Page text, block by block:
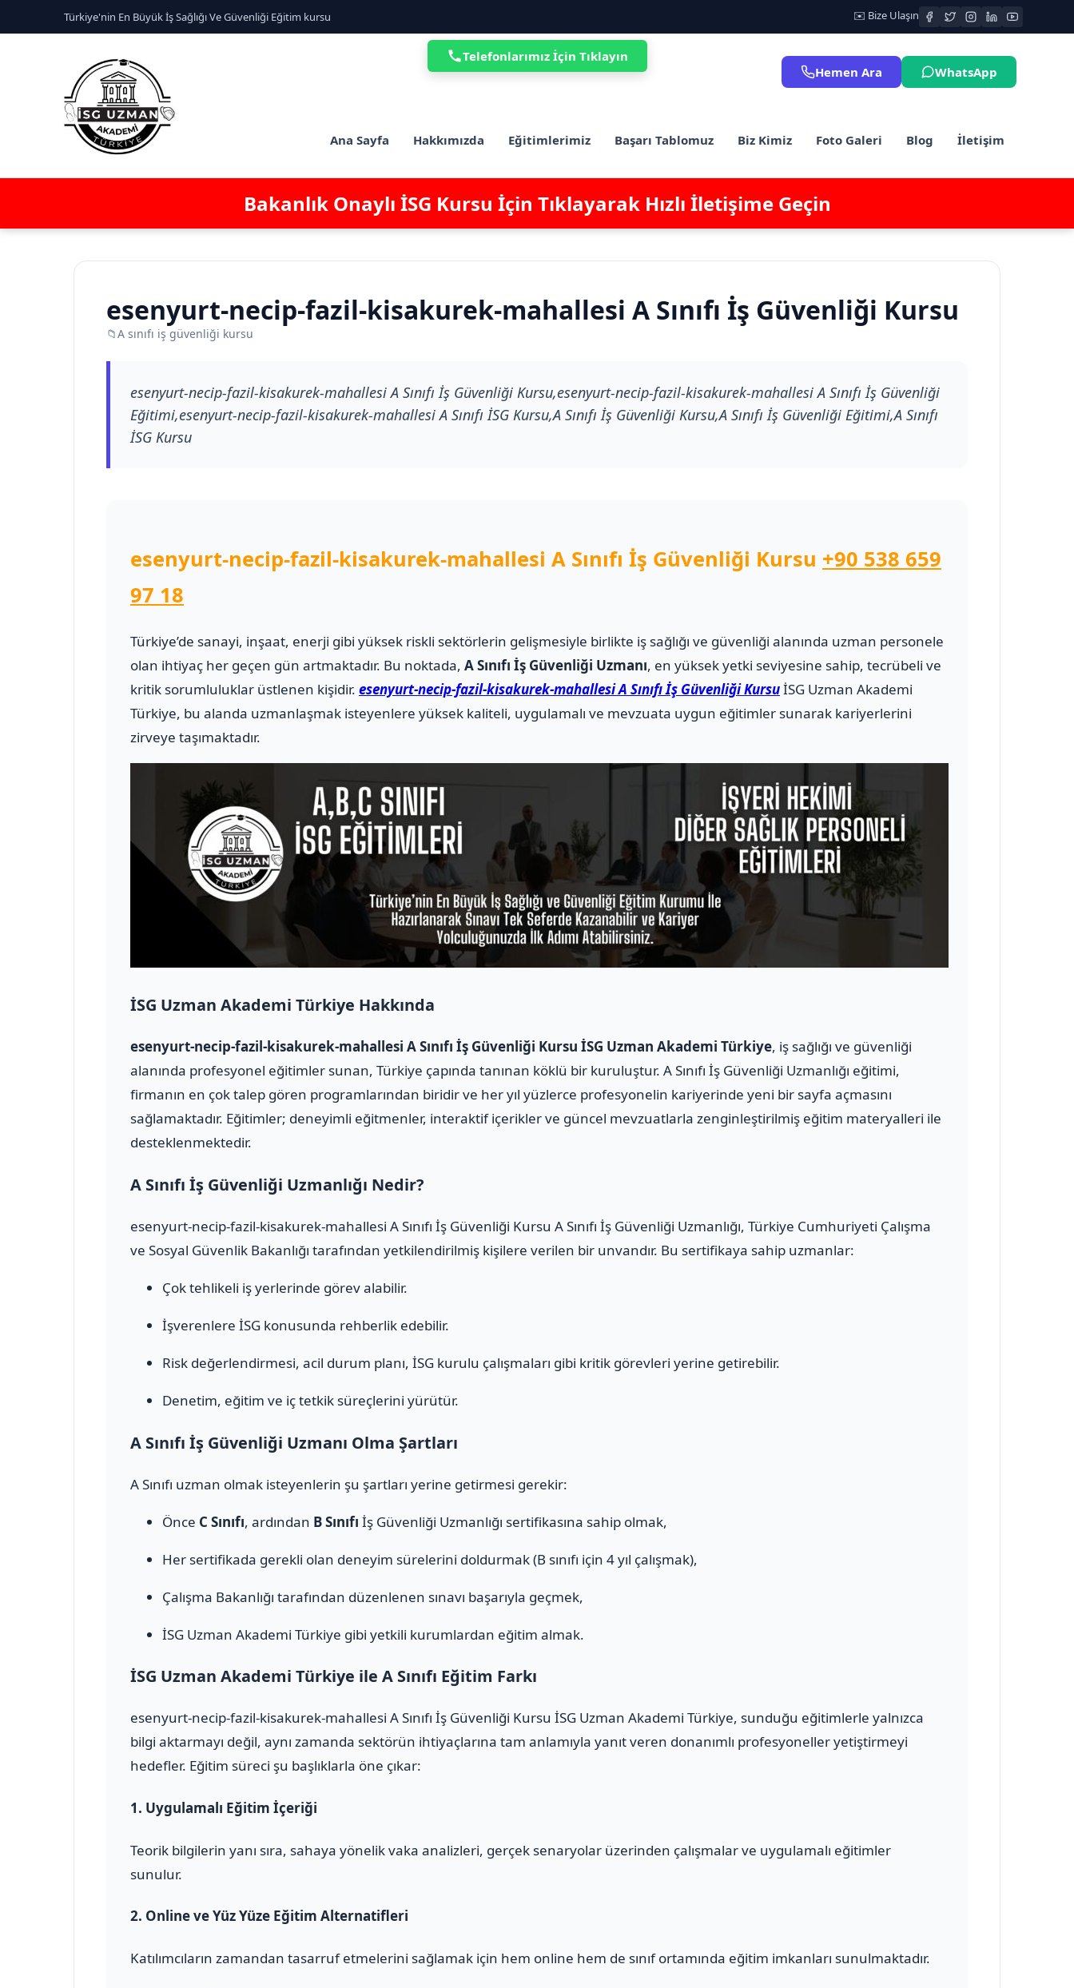
Türkiye'nin En Büyük İş Sağlığı Ve Güvenliği Eğitim kursu ✉️ Bize Ulaşın
Ana Sayfa Hakkımızda Eğitimlerimiz Başarı Tablomuz Biz Kimiz Foto Galeri Blog İletişim
Hemen Ara WhatsApp
Bakanlık Onaylı İSG Kursu İçin Tıklayarak Hızlı İletişime Geçin
esenyurt-necip-fazil-kisakurek-mahallesi A Sınıfı İş Güvenliği Kursu
📁A sınıfı iş güvenliği kursu
esenyurt-necip-fazil-kisakurek-mahallesi A Sınıfı İş Güvenliği Kursu,esenyurt-necip-fazil-kisakurek-mahallesi A Sınıfı İş Güvenliği
Eğitimi,esenyurt-necip-fazil-kisakurek-mahallesi A Sınıfı İSG Kursu,A Sınıfı İş Güvenliği Kursu,A Sınıfı İş Güvenliği Eğitimi,A Sınıfı
İSG Kursu
esenyurt-necip-fazil-kisakurek-mahallesi A Sınıfı İş Güvenliği Kursu +90 538 659
97 18
Türkiye’de sanayi, inşaat, enerji gibi yüksek riskli sektörlerin gelişmesiyle birlikte iş sağlığı ve güvenliği alanında uzman personele
olan ihtiyaç her geçen gün artmaktadır. Bu noktada, A Sınıfı İş Güvenliği Uzmanı, en yüksek yetki seviyesine sahip, tecrübeli ve
kritik sorumluluklar üstlenen kişidir. esenyurt-necip-fazil-kisakurek-mahallesi A Sınıfı İş Güvenliği KursuİSG Uzman Akademi
Türkiye, bu alanda uzmanlaşmak isteyenlere yüksek kaliteli, uygulamalı ve mevzuata uygun eğitimler sunarak kariyerlerini
zirveye taşımaktadır.
İSG Uzman Akademi Türkiye Hakkında
esenyurt-necip-fazil-kisakurek-mahallesi A Sınıfı İş Güvenliği Kursu İSG Uzman Akademi Türkiye, iş sağlığı ve güvenliği
alanında profesyonel eğitimler sunan, Türkiye çapında tanınan köklü bir kuruluştur. A Sınıfı İş Güvenliği Uzmanlığı eğitimi,
firmanın en çok talep gören programlarından biridir ve her yıl yüzlerce profesyonelin kariyerinde yeni bir sayfa açmasını
sağlamaktadır. Eğitimler; deneyimli eğitmenler, interaktif içerikler ve güncel mevzuatlarla zenginleştirilmiş eğitim materyalleri ile
desteklenmektedir.
A Sınıfı İş Güvenliği Uzmanlığı Nedir?
esenyurt-necip-fazil-kisakurek-mahallesi A Sınıfı İş Güvenliği Kursu A Sınıfı İş Güvenliği Uzmanlığı, Türkiye Cumhuriyeti Çalışma
ve Sosyal Güvenlik Bakanlığı tarafından yetkilendirilmiş kişilere verilen bir unvandır. Bu sertifikaya sahip uzmanlar:
Çok tehlikeli iş yerlerinde görev alabilir.
İşverenlere İSG konusunda rehberlik edebilir.
Risk değerlendirmesi, acil durum planı, İSG kurulu çalışmaları gibi kritik görevleri yerine getirebilir.
Denetim, eğitim ve iç tetkik süreçlerini yürütür.
A Sınıfı İş Güvenliği Uzmanı Olma Şartları
A Sınıfı uzman olmak isteyenlerin şu şartları yerine getirmesi gerekir:
Önce C Sınıfı, ardından B Sınıfı İş Güvenliği Uzmanlığı sertifikasına sahip olmak,
Her sertifikada gerekli olan deneyim sürelerini doldurmak (B sınıfı için 4 yıl çalışmak),
Çalışma Bakanlığı tarafından düzenlenen sınavı başarıyla geçmek,
İSG Uzman Akademi Türkiye gibi yetkili kurumlardan eğitim almak.
İSG Uzman Akademi Türkiye ile A Sınıfı Eğitim Farkı
esenyurt-necip-fazil-kisakurek-mahallesi A Sınıfı İş Güvenliği Kursu İSG Uzman Akademi Türkiye, sunduğu eğitimlerle yalnızca
bilgi aktarmayı değil, aynı zamanda sektörün ihtiyaçlarına tam anlamıyla yanıt veren donanımlı profesyoneller yetiştirmeyi
hedefler. Eğitim süreci şu başlıklarla öne çıkar:
1. Uygulamalı Eğitim İçeriği
Teorik bilgilerin yanı sıra, sahaya yönelik vaka analizleri, gerçek senaryolar üzerinden çalışmalar ve uygulamalı eğitimler
sunulur.
2. Online ve Yüz Yüze Eğitim Alternatifleri
Katılımcıların zamandan tasarruf etmelerini sağlamak için hem online hem de sınıf ortamında eğitim imkanları sunulmaktadır.
Telefonlarımız İçin Tıklayın